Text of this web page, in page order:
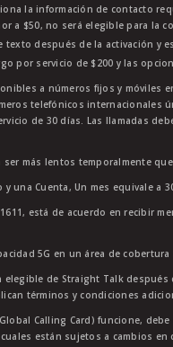
la información de contacto
a $50, no será elegible para
texto después de la activación y
por servicio de $200 y las
a números fijos y móviles
telefónicos internacionales
de 30 días. Las llamadas
más lentos temporalmente
una Cuenta, Un mes equivale a
está de acuerdo en recibir
5G en un área de cobertura
de Straight Talk
términos y condiciones
Calling Card) funcione,
están sujetos a cambios en